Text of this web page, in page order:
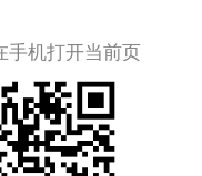
手机打开当前页